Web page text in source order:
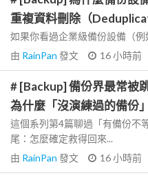
重複資料刪除（
如果你看過企業級備份設備（
由 RainPan 發文 16 小時前
# [Backup] 備份界最常被
為什麼「沒演練過的備份
這個系列第4篇聊過「有備份不
尾：怎麼確定救得回來...
由 RainPan 發文 16 小時前